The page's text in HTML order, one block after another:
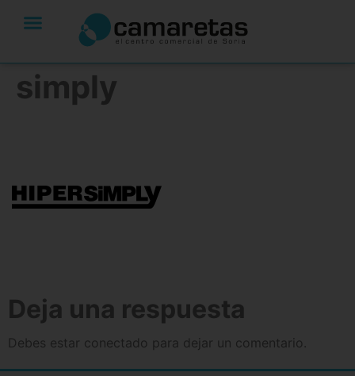
simply
Deja una respuesta
Debes estar conectado para dejar un comentario.